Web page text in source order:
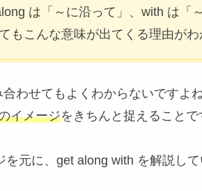
は「～に沿って」、with は「
もこんな意味が出てくる理由がわ
わせてもよくわからないですよ
イメージをきちんと捉えることで
元に、get along with を解説して